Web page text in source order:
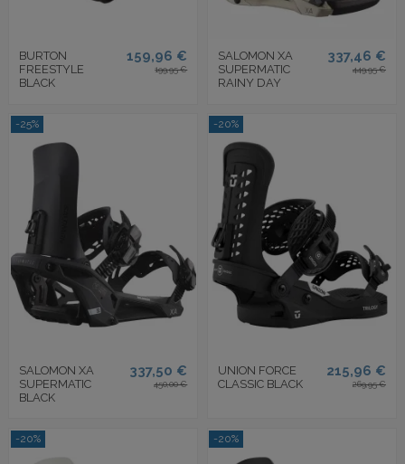
BURTON
FREESTYLE
BLACK
159,96 €
199,95 €
SALOMON XA
SUPERMATIC
RAINY DAY
337,46 €
449,95 €
-25%
SALOMON XA
SUPERMATIC
BLACK
337,50 €
450,00 €
-20%
UNION FORCE
CLASSIC BLACK
215,96 €
269,95 €
-20% -20%